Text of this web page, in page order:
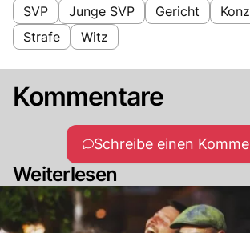
SVP Junge SVP Gericht
Strafe
Witz
Kommentare
Schreibe einen
Weiterlesen